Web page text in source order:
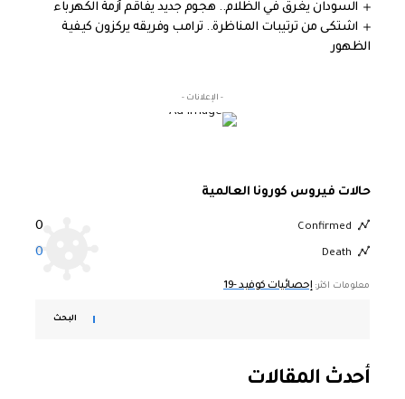
السودان يغرق في الظلام.. هجوم جديد يفاقم أزمة الكهرباء
اشتكى من ترتيبات المناظرة.. ترامب وفريقه يركزون كيفية
الظهور
- الإعلانات -
حالات فيروس كورونا العالمية
Confirmed
0
Death
0
معلومات اكثر:إحصائيات كوفيد -19
البحث
أحدث المقالات